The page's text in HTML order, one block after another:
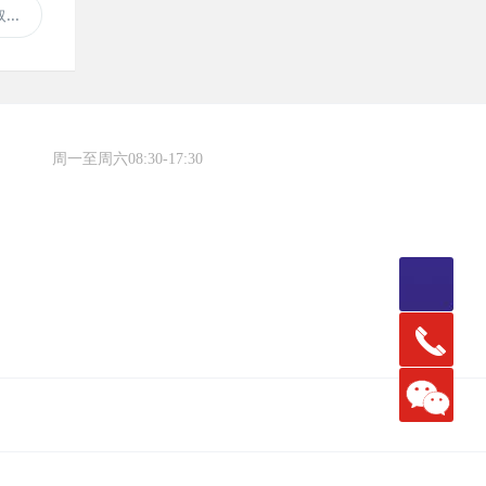
...
周一至周六08:30-17:30